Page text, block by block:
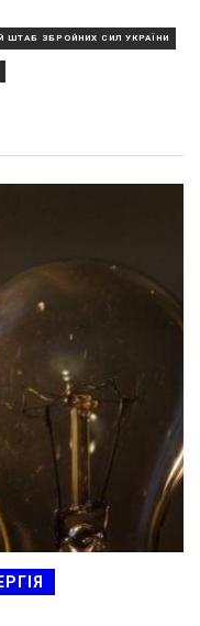
ШТАБ ЗБРОЙНИХ СИЛ УКРАЇНИ